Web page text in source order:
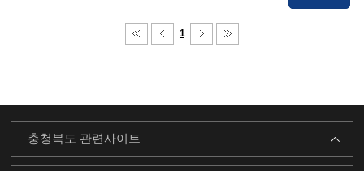
1
충청북도 관련사이트